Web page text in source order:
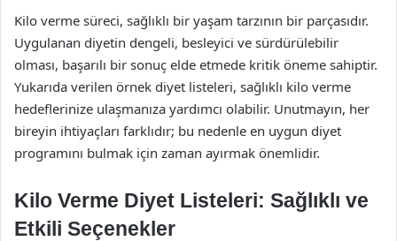
Kilo verme süreci, sağlıklı bir yaşam tarzının bir parçasıdır.
Uygulanan diyetin dengeli, besleyici ve sürdürülebilir
olması, başarılı bir sonuç elde etmede kritik öneme sahiptir.
Yukarıda verilen örnek diyet listeleri, sağlıklı kilo verme
hedeflerinize ulaşmanıza yardımcı olabilir. Unutmayın, her
bireyin ihtiyaçları farklıdır; bu nedenle en uygun diyet
programını bulmak için zaman ayırmak önemlidir.
Kilo Verme Diyet Listeleri: Sağlıklı ve
Etkili Seçenekler